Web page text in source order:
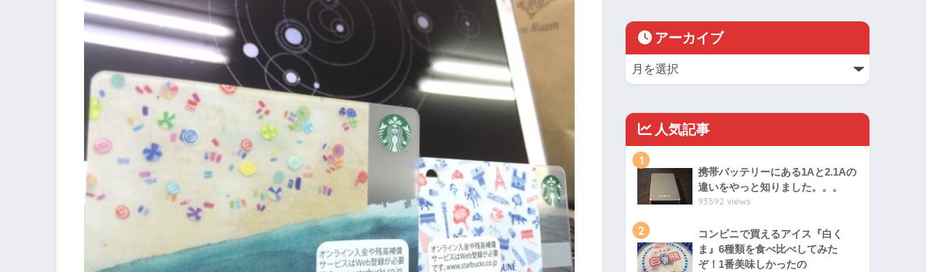
アーカイブ
人気記事
1
携帯バッテリーにある1Aと2.1Aの
違いをやっと知りました。。。
93592 views
2
コンビニで買えるアイス『白く
ま』6種類を食べ比べしてみた
ぞ！1番美味しかったの